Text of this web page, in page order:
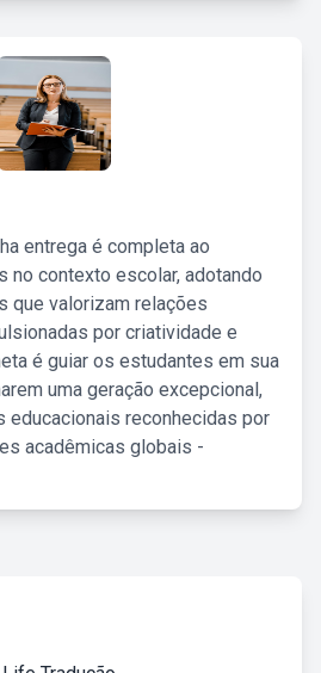
entrega é completa ao
no contexto escolar, adotando
que valorizam relações
por criatividade e
é guiar os estudantes em sua
uma geração excepcional,
educacionais reconhecidas por
acadêmicas globais -